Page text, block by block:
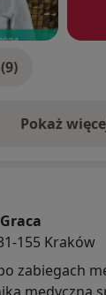
Pokaż o
155 Kraków
zabiegach